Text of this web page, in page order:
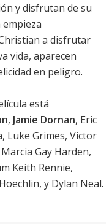
y disfrutan de su
a disfrutar
vida, aparecen
en peligro.
está
, Jamie Dornan, Eric
, Luke Grimes, Victor
Marcia Gay Harden,
Keith Rennie,
, y Dylan Neal.